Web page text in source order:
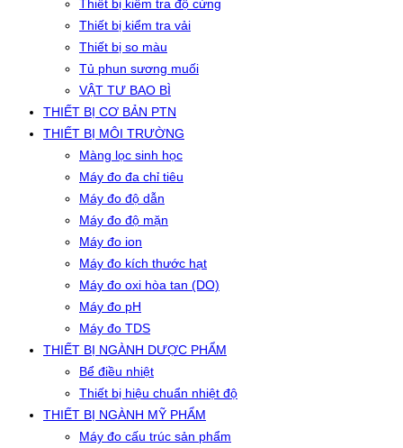
Thiết bị kiểm tra độ cứng
Thiết bị kiểm tra vải
Thiết bị so màu
Tủ phun sương muối
VẬT TƯ BAO BÌ
THIẾT BỊ CƠ BẢN PTN
THIẾT BỊ MÔI TRƯỜNG
Màng lọc sinh học
Máy đo đa chỉ tiêu
Máy đo độ dẫn
Máy đo độ mặn
Máy đo ion
Máy đo kích thước hạt
Máy đo oxi hòa tan (DO)
Máy đo pH
Máy đo TDS
THIẾT BỊ NGÀNH DƯỢC PHẨM
Bể điều nhiệt
Thiết bị hiệu chuẩn nhiệt độ
THIẾT BỊ NGÀNH MỸ PHẨM
Máy đo cấu trúc sản phẩm